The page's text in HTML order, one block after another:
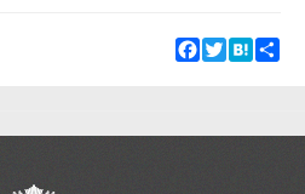
Facebook
TwitterHatena